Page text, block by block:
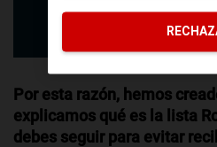
Por esta razón, hemos
explicamos qué es la lista
debes seguir para evitar